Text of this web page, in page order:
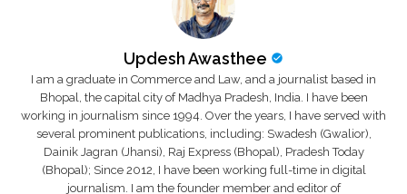
Updesh Awasthee
I am a graduate in Commerce and Law, and a journalist based in
Bhopal, the capital city of Madhya Pradesh, India. I have been
working in journalism since 1994. Over the years, I have served with
several prominent publications, including: Swadesh (Gwalior),
Dainik Jagran (Jhansi), Raj Express (Bhopal), Pradesh Today
(Bhopal); Since 2012, I have been working full-time in digital
journalism. I am the founder member and editor of